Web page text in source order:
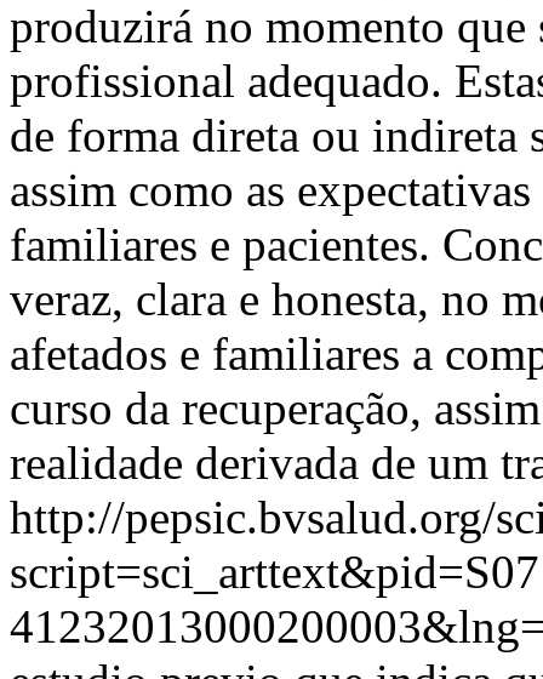
produzirá no momento que
profissional adequado.
de forma direta ou indireta
assim como as
familiares e pacientes.
veraz, clara e honesta, no
afetados e familiares a
curso da recuperação,
realidade derivada de um
http://pepsic.bvsalud.org/